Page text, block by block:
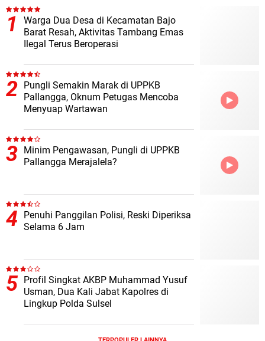
Warga Dua Desa di Kecamatan Bajo
Barat Resah, Aktivitas Tambang Emas
Ilegal Terus Beroperasi
Pungli Semakin Marak di UPPKB
Pallangga, Oknum Petugas Mencoba
Menyuap Wartawan
Minim Pengawasan, Pungli di UPPKB
Pallangga Merajalela?
Penuhi Panggilan Polisi, Reski Diperiksa
Selama 6 Jam
Profil Singkat AKBP Muhammad Yusuf
Usman, Dua Kali Jabat Kapolres di
Lingkup Polda Sulsel